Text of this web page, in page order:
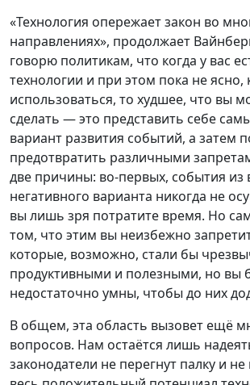
«Технология опережает закон во
направлениях», продолжает
говорю политикам, что когда у вас
технологии и при этом пока не ясно,
использоваться, то худшее, что вы
сделать — это представить себе
вариант развития событий, а затем
предотвратить различными
две причины: во-первых, события из
негативного варианта никогда не
вы лишь зря потратите время. Но
том, что этим вы неизбежно
которые, возможно, стали бы
продуктивными и полезными, но вы
недостаточно умны, чтобы до них
В общем, эта область вызовет ещё
вопросов. Нам остаётся лишь
законодатели не перегнут палку и